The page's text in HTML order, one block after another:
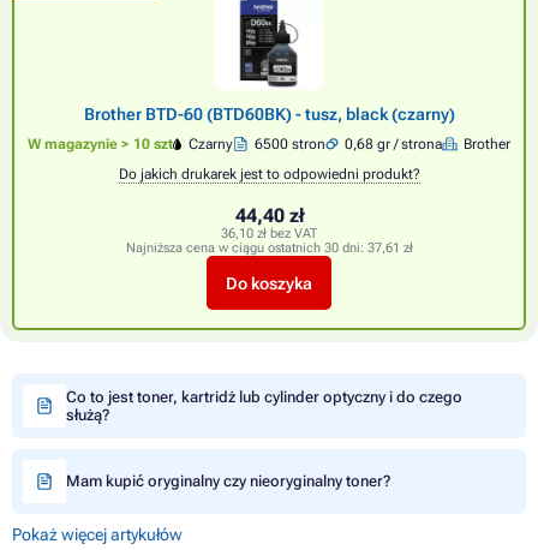
Brother BTD-60 (BTD60BK) - tusz, black (czarny)
W magazynie > 10 szt Czarny 6500 stron 0,68 gr / strona
Brother
Do jakich drukarek jest to odpowiedni produkt?
44,40 zł
36,10 zł bez VAT
Najniższa cena w ciągu ostatnich 30 dni: 37,61 zł
Do koszyka
Co to jest toner, kartridż lub cylinder optyczny i do czego
służą?
Mam kupić oryginalny czy nieoryginalny toner?
Pokaż więcej artykułów